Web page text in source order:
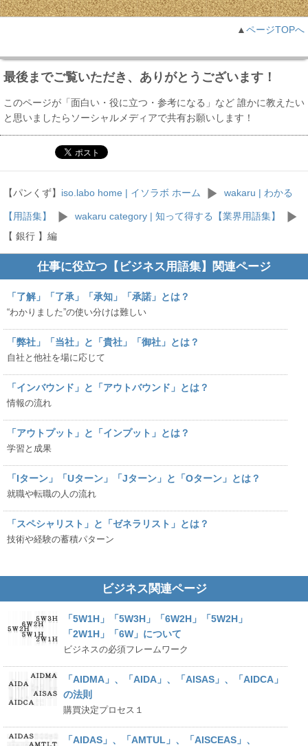
▲ページTOPへ
最後までご覧いただき、ありがとうございます！
このページが「面白い・役に立つ・参考になる」など 誰かに教えたい
と思いましたらソーシャルメディアで共有お願いします！
【パンくず】 iso.labo home | イソラボ ホーム wakaru | わかる
【用語集】
wakaru category | 知って得する【業界用語集】
【 銀行 】編
仕事に役立つ【ビジネス用語集】関連ページ
「了解」「了承」「承知」「承諾」とは？
“わかりました”の使い分けは難しい
「弊社」「当社」と「貴社」「御社」とは？
自社と他社を場に応じて
「インバウンド」と「アウトバウンド」とは？
情報の流れ
「アウトプット」と「インプット」とは？
学習と成果
「Iターン」「Uターン」「Jターン」と「Oターン」とは？
就職や転職の人の流れ
「スペシャリスト」と「ゼネラリスト」とは？
技術や経験の蓄積パターン
ビジネス関連ページ
「5W1H」「5W3H」「6W2H」「5W2H」
「2W1H」「6W」について
ビジネスの必須フレームワーク
「AIDMA」、「AIDA」、「AISAS」、「AIDCA」
の法則
購買決定プロセス１
「AIDAS」、「AMTUL」、「AISCEAS」、